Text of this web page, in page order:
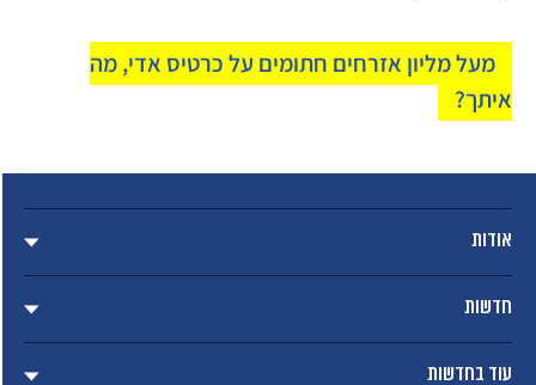
מעל מליון אזרחים חתומים על כרטיס אדי, מה
איתך?
אודות
חדשות
עוד בחדשות